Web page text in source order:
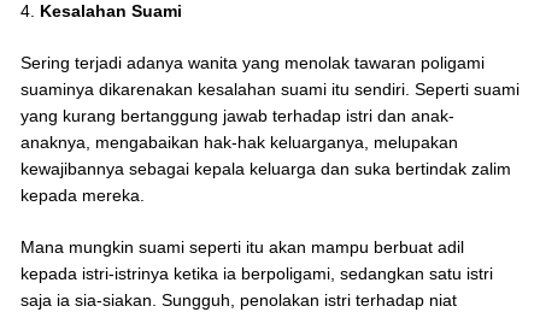
4. Kesalahan Suami
Sering terjadi adanya wanita yang menolak tawaran poligami
suaminya dikarenakan kesalahan suami itu sendiri. Seperti suami
yang kurang bertanggung jawab terhadap istri dan anak-
anaknya, mengabaikan hak-hak keluarganya, melupakan
kewajibannya sebagai kepala keluarga dan suka bertindak zalim
kepada mereka.
Mana mungkin suami seperti itu akan mampu berbuat adil
kepada istri-istrinya ketika ia berpoligami, sedangkan satu istri
saja ia sia-siakan. Sungguh, penolakan istri terhadap niat